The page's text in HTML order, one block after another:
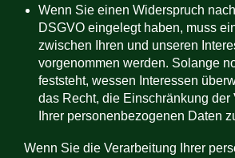
Wenn Sie einen Widerspruch
DSGVO eingelegt haben, muss
zwischen Ihren und unseren
vorgenommen werden. Solange
feststeht, wessen Interessen
das Recht, die Einschränkung der
Ihrer personenbezogenen Daten
Wenn Sie die Verarbeitung Ihrer